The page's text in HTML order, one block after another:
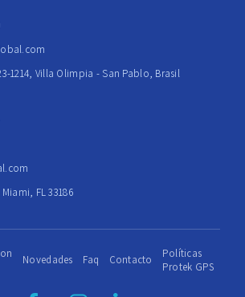
1214, Villa Olimpia - San Pablo, Brasil
Miami, FL 33186
Novedades Faq Contacto
Políticas
Protek GPS